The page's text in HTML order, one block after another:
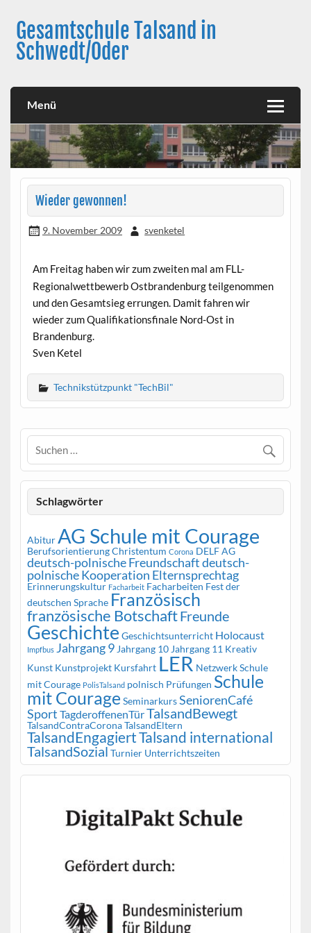
contentGesamtschule Talsand in
Schwedt/Oder
Menü
Wieder gewonnen!
9. November 2009 svenketel
Am Freitag haben wir zum zweiten mal am FLL-
Regionalwettbewerb Ostbrandenburg teilgenommen
und den Gesamtsieg errungen. Damit fahren wir
wieder zum Qualifikationsfinale Nord-Ost in
Brandenburg.
Sven Ketel
Technikstützpunkt "TechBil"
Schlagwörter
Abitur AG Schule mit Courage
BerufsorientierungChristentum Corona DELF AG
deutsch-polnische Freundschaftdeutsch-
polnische Kooperation Elternsprechtag
Erinnerungskultur Facharbeit Facharbeiten Fest der
deutschen Sprache Französisch
französische BotschaftFreunde
Geschichte Geschichtsunterricht Holocaust
Impfbus Jahrgang 9 Jahrgang 10 Jahrgang 11 Kreativ
Kunst Kunstprojekt Kursfahrt LER Netzwerk Schule
mit Courage PolisTalsand polnisch Prüfungen Schule
mit Courage SeminarkursSeniorenCafé
Sport TagderoffenenTürTalsandBewegt
TalsandContraCoronaTalsandEltern
TalsandEngagiertTalsand international
TalsandSozial Turnier Unterrichtszeiten